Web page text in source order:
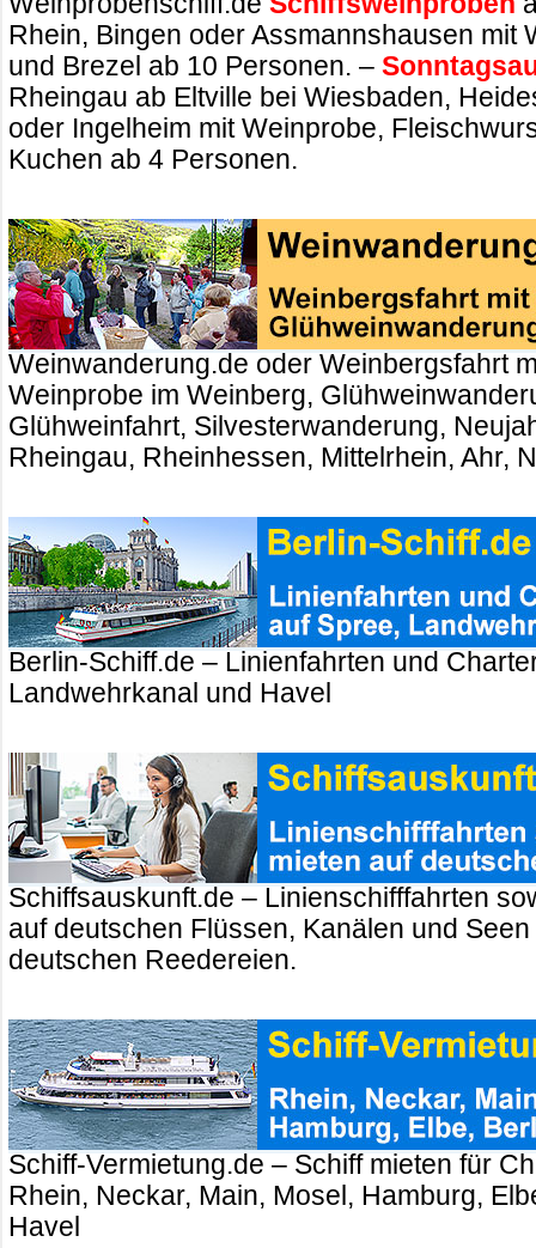
Rhein, Bingen oder Assmannshausen mit
und Brezel ab 10 Personen. –
Rheingau ab Eltville bei Wiesbaden,
oder Ingelheim mit Weinprobe,
Kuchen ab 4 Personen.
Weinwanderung.de oder Weinbergsfahrt
Weinprobe im Weinberg,
Glühweinfahrt, Silvesterwanderung,
Rheingau, Rheinhessen, Mittelrhein, Ahr,
Berlin-Schiff.de – Linienfahrten und
Landwehrkanal und Havel
Schiffsauskunft.de – Linienschifffahrten
auf deutschen Flüssen, Kanälen und
deutschen Reedereien.
Schiff-Vermietung.de – Schiff mieten für
Rhein, Neckar, Main, Mosel, Hamburg,
Havel